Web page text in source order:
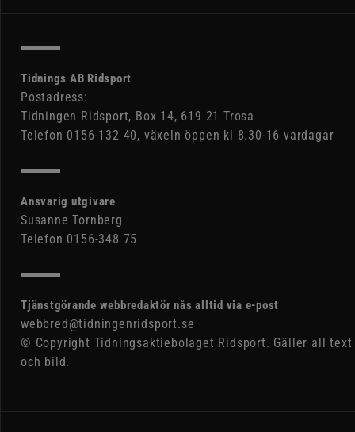
Tidnings AB Ridsport
Postadress:
Tidningen Ridsport, Box 14, 619 21 Trosa
Telefon 0156-132 40, växeln öppen kl 8.30-16 vardagar
Ansvarig utgivare
Susanne Tornberg
Telefon 0156-348 75
Tjänstgörande webbredaktör nås alltid via e-post
webbred@tidningenridsport.se
© Copyright Tidningsaktiebolaget Ridsport. Gäller all text
och bild.